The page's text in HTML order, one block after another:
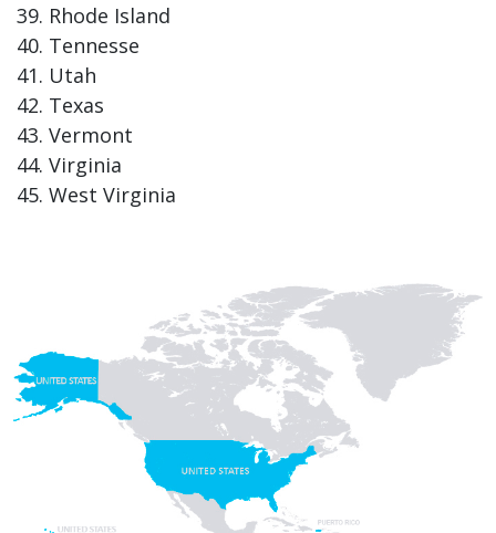
Rhode Island
Tennesse
Utah
Texas
Vermont
Virginia
West Virginia